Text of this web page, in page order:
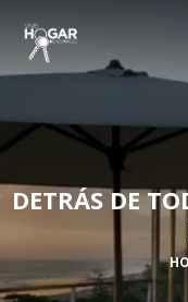
DETRÁS DE